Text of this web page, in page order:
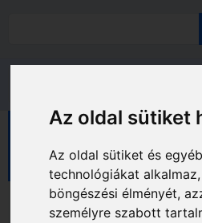
Az oldal sütiket
Az oldal sütiket és
technológiákat
böngészési élményét,
személyre szabott
Sport, kerékpár